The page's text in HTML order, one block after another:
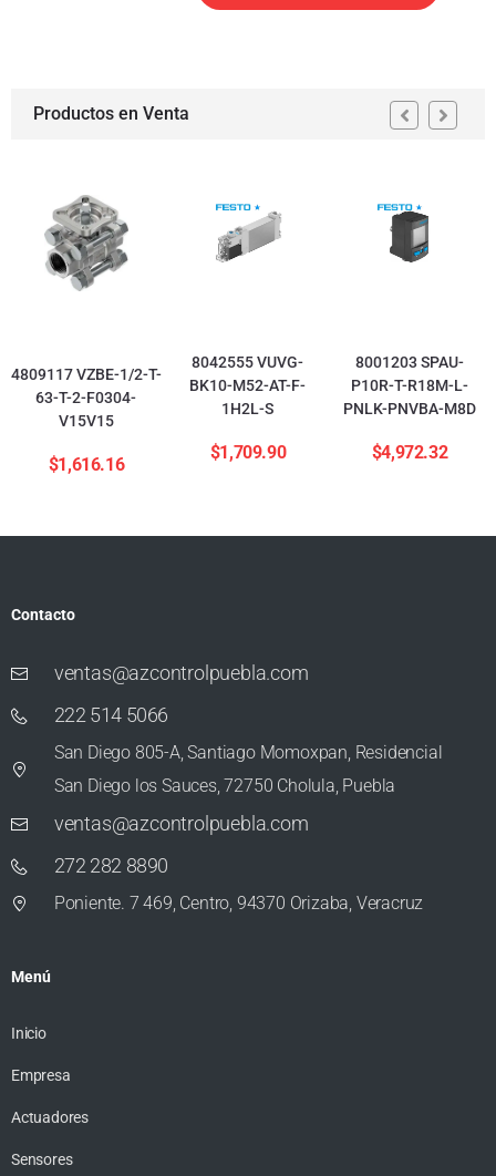
Productos en Venta
4809117 VZBE-1/2-T-
63-T-2-F0304-
V15V15
$1,616.16
8042555 VUVG-
BK10-M52-AT-F-
1H2L-S
$1,709.90
8001203 SPAU-
P10R-T-R18M-L-
PNLK-PNVBA-M8D
$4,972.32
Contacto
ventas@azcontrolpuebla.com
222 514 5066
San Diego 805-A, Santiago Momoxpan, Residencial
San Diego los Sauces, 72750 Cholula, Puebla
ventas@azcontrolpuebla.com
272 282 8890
Poniente. 7 469, Centro, 94370 Orizaba, Veracruz
Menú
Inicio
Empresa
Actuadores
Sensores